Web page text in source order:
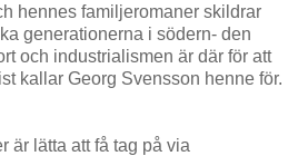
hennes familjeromaner skildrar
generationerna i södern- den
och industrialismen är där för att
kallar Georg Svensson henne för.
är lätta att få tag på via